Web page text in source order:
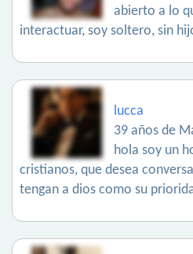
abierto a lo
interactuar, soy soltero, sin
lucca
39 años de
hola soy un
cristianos, que desea
tengan a dios como su